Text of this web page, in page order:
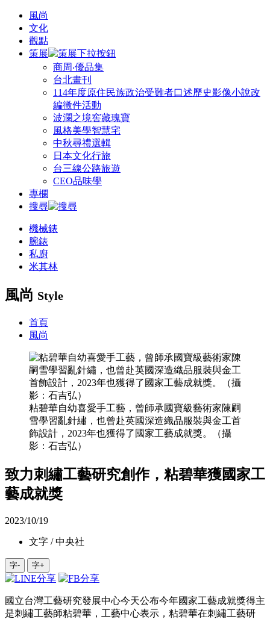
風尚
文化
觀點
策展
商周‧優品集
台北畫刊
114年度原住民族政治受難者口述歷史影像小說改
編徵件活動
波瀾之境窖藏瑰寶
風格美學智慧宅
中秋尋禮選輯
日本文化行旅
台三線公路旅遊
CEO品味學
專欄
搜尋
機械錶
腕錶
私廚
米其林
風尚 Style
首頁
風尚
粘碧華自幼喜愛手工藝，曾師承國寶級藝術家陳嗣
雪學習亂針繡，也曾赴英國深造織品服裝與金工首
飾設計，2023年也獲得了國家工藝成就獎。（攝
影：石吉弘）
致力刺繡工藝研究創作，粘碧華獲國家工
藝成就獎
2023/10/19
文字 / 中央社
字- 字+
國立台灣工藝研究發展中心今天公布今年國家工藝成就獎得主
是刺繡工藝師粘碧華，工藝中心表示，粘碧華在刺繡工藝研